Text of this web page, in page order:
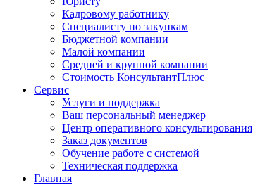
Кадровому работнику
Специалисту по закупкам
Бюджетной компании
Малой компании
Средней и крупной компании
Стоимость КонсультантПлюс
Сервис
Услуги и поддержка
Ваш персональный менеджер
Центр оперативного консультирования
Заказ документов
Обучение работе с системой
Техническая поддержка
Главная